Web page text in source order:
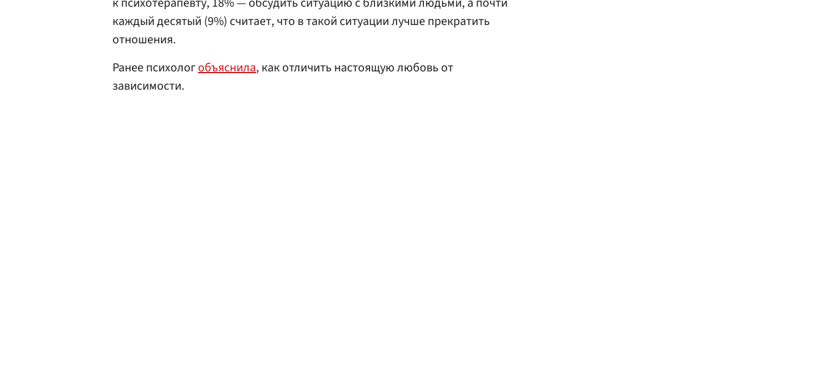
каждый десятый (9%) считает, что в такой ситуации лучше прекратить
отношения.
Ранее психологобъяснила, как отличить настоящую любовь от
зависимости.